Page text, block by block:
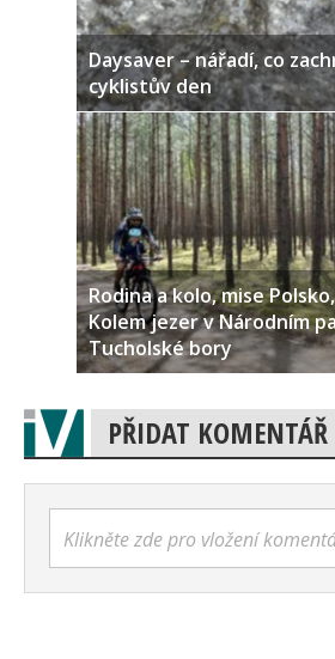
Daysaver – nářadí, co
cyklistův den
Rodina a kolo, mise
Kolem jezer v Národním
Tucholské bory
PŘIDAT KOMENTÁŘ
Klikněte zde pro vložení